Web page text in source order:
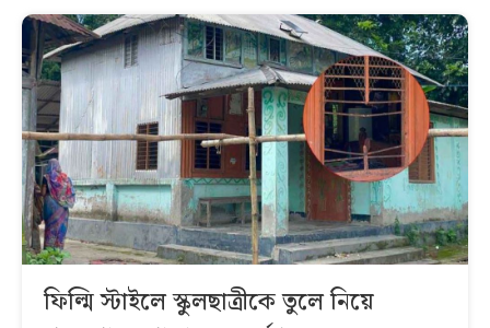
ফিল্মি স্টাইলে স্কুলছাত্রীকে তুলে নিয়ে